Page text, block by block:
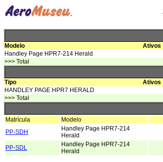
Modelo Ativos
Handley Page HPR7-214 Herald
>>> Total
Tipo Ativos
HANDLEY PAGE HPR7 HERALD
>>> Total
Matrícula Modelo
PP-SDH
Handley Page HPR7-214
Herald
PP-SDL
Handley Page HPR7-214
Herald